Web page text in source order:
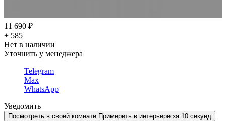
11 690 ₽
+ 585
Нет в наличии
Уточнить у менеджера
Telegram
Max
WhatsApp
Уведомить
Посмотреть в своей комнате Примерить в интерьере за 10 секунд